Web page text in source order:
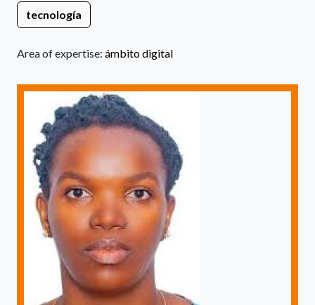
tecnología
Area of expertise: ámbito digital